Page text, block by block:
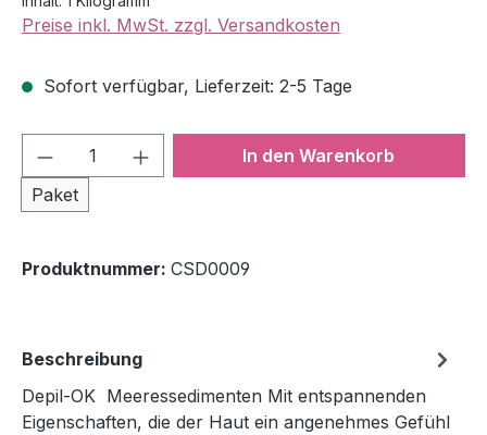
Preise inkl. MwSt. zzgl. Versandkosten
Sofort verfügbar, Lieferzeit: 2-5 Tage
Produkt Anzahl: Gib den
Paket
In den Warenkorb
Produktnummer: CSD0009
Beschreibung
Depil-OK Meeressedimenten Mit entspannenden
Eigenschaften, die der Haut ein angenehmes Gefühl